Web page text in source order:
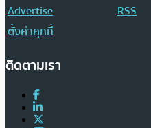
Advertise
RSS
ตั้งค่าคุกกี้
ติดตามเรา